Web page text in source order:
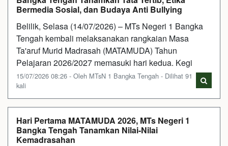
Bermedia Sosial, dan Budaya Anti Bullying
Belilik, Selasa (14/07/2026) – MTs Negeri 1 Bangka
Tengah kembali melaksanakan rangkaian Masa
Ta'aruf Murid Madrasah (MATAMUDA) Tahun
Pelajaran 2026/2027 memasuki hari kedua. Kegi
15/07/2026 08:26 - Oleh MTsN 1 Bangka Tengah - Dilihat 91
kali
Hari Pertama MATAMUDA 2026, MTs Negeri 1
Bangka Tengah Tanamkan Nilai-Nilai
Kemadrasahan